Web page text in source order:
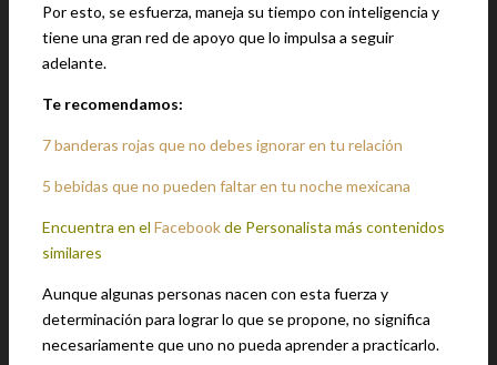
Por esto, se esfuerza, maneja su tiempo con inteligencia y
tiene una gran red de apoyo que lo impulsa a seguir
adelante.
Te recomendamos:
7 banderas rojas que no debes ignorar en tu relación
5 bebidas que no pueden faltar en tu noche mexicana
Encuentra en el Facebookde Personalista más contenidos
similares
Aunque algunas personas nacen con esta fuerza y
determinación para lograr lo que se propone, no significa
necesariamente que uno no pueda aprender a practicarlo.